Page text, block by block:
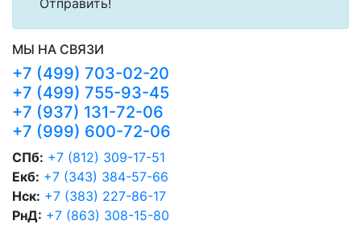
МЫ НА СВЯЗИ
+7 (499) 703-02-20
+7 (499) 755-93-45
+7 (937) 131-72-06
+7 (999) 600-72-06
СПб: +7 (812) 309-17-51
Екб: +7 (343) 384-57-66
Нск: +7 (383) 227-86-17
РнД: +7 (863) 308-15-80